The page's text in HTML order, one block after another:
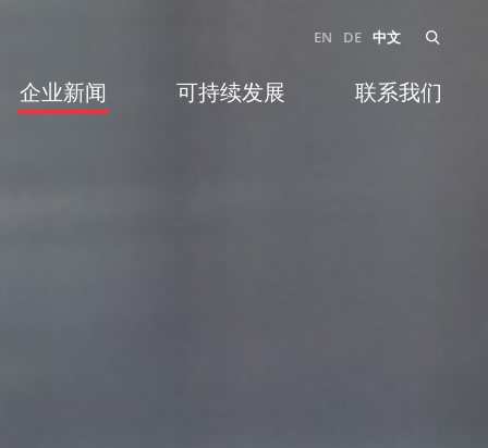
企业新闻 可持续发展 联系我们
EN DE 中文